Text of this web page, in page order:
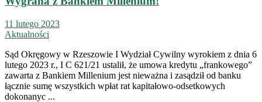
11 lutego 2023
Aktualności
Sąd Okręgowy w Rzeszowie I Wydział Cywilny wyrokiem z dnia 6
lutego 2023 r., I C 621/21 ustalił, że umowa kredytu „frankowego”
zawarta z Bankiem Millenium jest nieważna i zasądził od banku
łącznie sumę wszystkich wpłat rat kapitałowo-odsetkowych
dokonanyc ...